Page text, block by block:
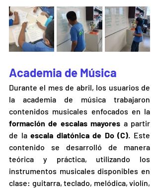
Academia de Música
Durante el mes de abril, los usuarios de
la academia de música trabajaron
formación de escalas mayores a partir
de la escala diatónica de Do (C). Este
contenido se desarrolló de manera
teórica y práctica, utilizando los
instrumentos musicales disponibles en
clase: guitarra, teclado, melódica, violín,